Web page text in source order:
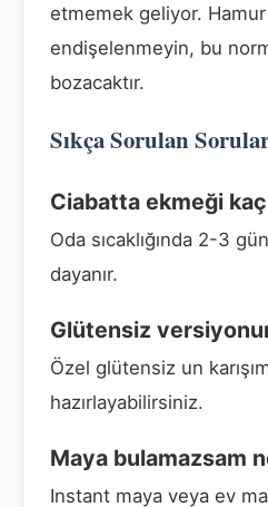
etmemek geliyor.
endişelenmeyin, bu
bozacaktır.
Sıkça Sorulan
Ciabatta ekmeği
Oda sıcaklığında 2-3
dayanır.
Glütensiz
Özel glütensiz un
hazırlayabilirsiniz.
Maya bulamazsam
Instant maya veya ev